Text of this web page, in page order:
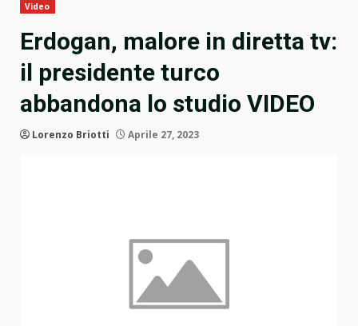
Video
Erdogan, malore in diretta tv:
il presidente turco
abbandona lo studio VIDEO
Lorenzo Briotti Aprile 27, 2023